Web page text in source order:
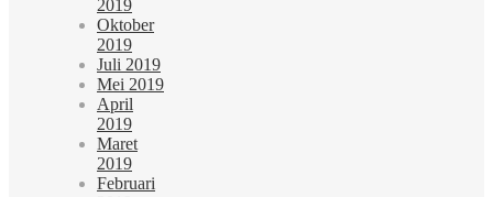
2019
Oktober
2019
Juli 2019
Mei 2019
April
2019
Maret
2019
Februari